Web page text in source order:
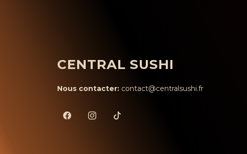
CENTRAL SUSHI
Nous contacter: contact@centralsushi.fr